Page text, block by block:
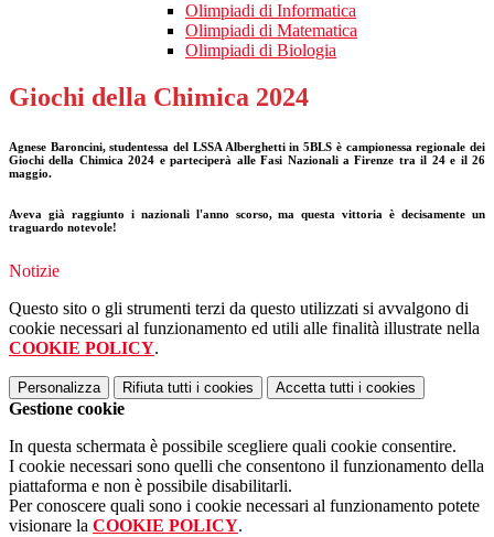
Olimpiadi di Informatica
Olimpiadi di Matematica
Olimpiadi di Biologia
Giochi della Chimica 2024
Agnese Baroncini, studentessa del LSSA Alberghetti in 5BLS è campionessa regionale dei
Giochi della Chimica 2024 eparteciperà alle Fasi Nazionali a Firenze tra il 24 e il 26
maggio.
Aveva già raggiunto i nazionali l'anno scorso, ma questa vittoria è decisamente un
traguardo notevole!
Notizie
Questo sito o gli strumenti terzi da questo utilizzati si avvalgono di
cookie necessari al funzionamento ed utili alle finalità illustrate nella
COOKIE POLICY.
Personalizza Rifiuta tutti i cookies Accetta tutti i cookies
Gestione cookie
In questa schermata è possibile scegliere quali cookie consentire.
I cookie necessari sono quelli che consentono il funzionamento della
piattaforma e non è possibile disabilitarli.
Per conoscere quali sono i cookie necessari al funzionamento potete
visionare la COOKIE POLICY.